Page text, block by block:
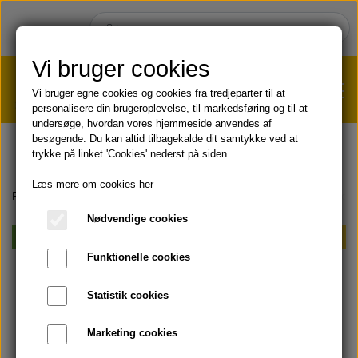
HJEM
Læbepomade
KOST & VELVÆRE
SOMMER & SOL 😎
VÆGTTAB?KLIK HER!
Forside
Vi bruger cookies
Vi bruger egne cookies og cookies fra tredjeparter til at
personalisere din brugeroplevelse, til markedsføring og til at
undersøge, hvordan vores hjemmeside anvendes af
besøgende. Du kan altid tilbagekalde dit samtykke ved at
trykke på linket 'Cookies' nederst på siden.
Læs mere om cookies her
Nødvendige cookies
Funktionelle cookies
Statistik cookies
Marketing cookies